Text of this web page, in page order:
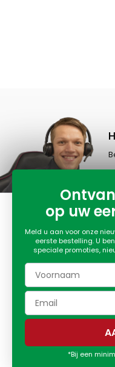
op uw
Meld u aan voor onze
eerste bestelling. U
speciale promoties,
*Bij een